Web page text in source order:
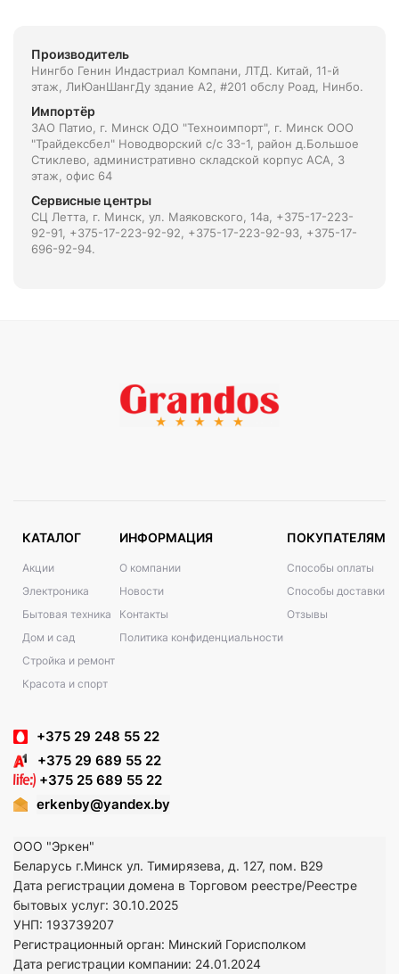
Производитель
Нингбо Генин Индастриал Компани, ЛТД. Китай, 11-й
этаж, ЛиЮанШангДу здание А2, #201 обслу Роад, Нинбо.
Импортёр
ЗАО Патио, г. Минск ОДО "Техноимпорт", г. Минск ООО
"Трайдексбел" Новодворский с/с 33-1, район д.Большое
Стиклево, административно складской корпус АСА, 3
этаж, офис 64
Сервисные центры
СЦ Летта, г. Минск, ул. Маяковского, 14а, +375-17-223-
92-91, +375-17-223-92-92, +375-17-223-92-93, +375-17-
696-92-94.
КАТАЛОГ
Акции
Электроника
Бытовая техника
Дом и сад
Стройка и ремонт
Красота и спорт
ИНФОРМАЦИЯ
О компании
Новости
Контакты
Политика конфиденциальности
ПОКУПАТЕЛЯМ
Способы оплаты
Способы доставки
Отзывы
+375 29 248 55 22
+375 29 689 55 22
+375 25 689 55 22
erkenby@yandex.by
ООО "Эркен"
Беларусь г.Минск ул. Тимирязева, д. 127, пом. В29
Дата регистрации домена в Торговом реестре/Реестре
бытовых услуг: 30.10.2025
УНП: 193739207
Регистрационный орган: Минский Горисполком
Дата регистрации компании: 24.01.2024